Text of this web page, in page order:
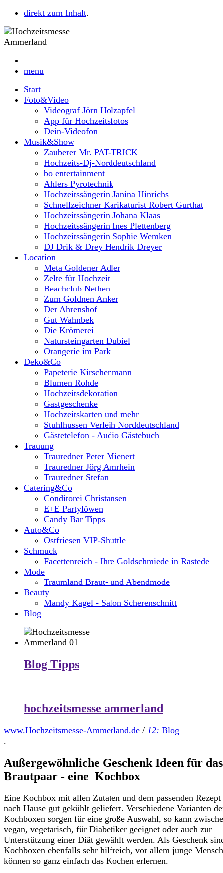
direkt zum Inhalt.
menu
Start
Foto&Video
Videograf Jörn Holzapfel
App für Hochzeitsfotos
Dein-Videofon
Musik&Show
Zauberer Mr. PAT-TRICK
Hochzeits-Dj-Norddeutschland
bo entertainment
Ahlers Pyrotechnik
Hochzeitssängerin Janina Hinrichs
Schnellzeichner Karikaturist Robert Gurthat
Hochzeitssängerin Johana Klaas
Hochzeitssängerin Ines Plettenberg
Hochzeitssängerin Sophie Wemken
DJ Drik & Drey Hendrik Dreyer
Location
Meta Goldener Adler
Zelte für Hochzeit
Beachclub Nethen
Zum Goldnen Anker
Der Ahrenshof
Gut Wahnbek
Die Krömerei
Natursteingarten Dubiel
Orangerie im Park
Deko&Co
Papeterie Kirschenmann
Blumen Rohde
Hochzeitsdekoration
Gastgeschenke
Hochzeitskarten und mehr
Stuhlhussen Verleih Norddeutschland
Gästetelefon - Audio Gästebuch
Trauung
Trauredner Peter Mienert
Trauredner Jörg Amrhein
Trauredner Stefan
Catering&Co
Conditorei Christansen
E+E Partylöwen
Candy Bar Tipps
Auto&Co
Ostfriesen VIP-Shuttle
Schmuck
Facettenreich - Ihre Goldschmiede in Rastede
Mode
Traumland Braut- und Abendmode
Beauty
Mandy Kagel - Salon Scherenschnitt
Blog
Blog Tipps
hochzeitsmesse ammerland
www.Hochzeitsmesse-Ammerland.de / 12: Blog
.
Außergewöhnliche Geschenk Ideen für das
Brautpaar - eine Kochbox
Eine Kochbox mit allen Zutaten und dem passenden
nach Hause gut gekühlt geliefert. Verschiedene Varianten
Kochboxen sorgen für eine große Auswahl, so kann
vegan, vegetarisch, für Diabetiker geeignet oder auch zur
Unterstützung einer Diät gewählt werden. Als Geschenk
Kochboxen ebenfalls sehr hilfreich, vor allem junge
können so ganz einfach das Kochen erlernen.